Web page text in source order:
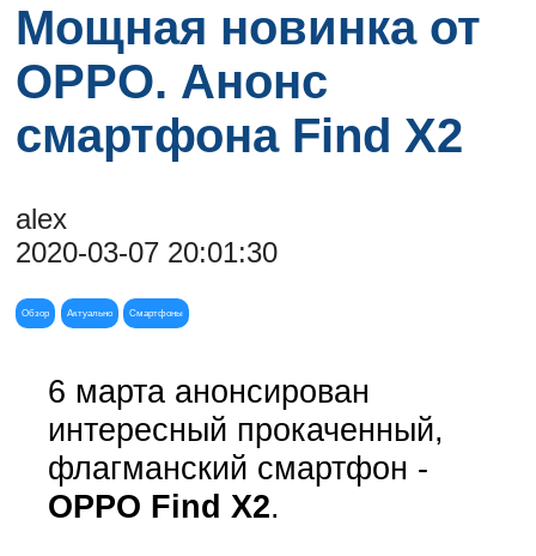
Мощная новинка от
OPPO. Анонс
смартфона Find X2
alex
2020-03-07 20:01:30
Обзор Актуально Смартфоны
6 марта анонсирован
интересный прокаченный,
флагманский смартфон -
OPPO Find X2.